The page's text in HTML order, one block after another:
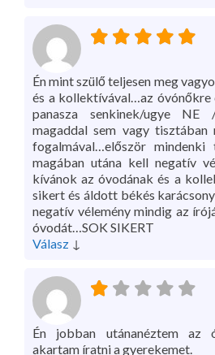
Én mint szülő teljesen meg
és a kollektívával…az óvónőkre
panasza senkinek/ugye
magaddal sem vagy tisztában
fogalmával…először mindenki
magában utána kell negatív
kívánok az óvodának és a
sikert és áldott békés
negatív vélemény mindig az
óvodát…SOK SIKERT
Válasz ↓
Én jobban utánanéztem az
akartam íratni a gyerekemet.